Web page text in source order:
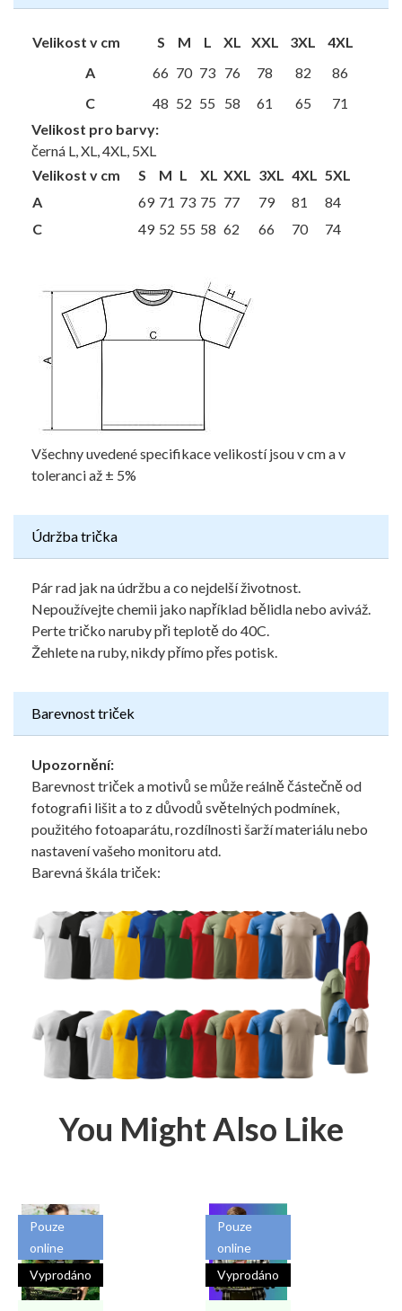
Velikost v cm S M L XL XXL 3XL
4XL
A
66 70 73 76 78 82
86
C
48 52 55 58 61 65
71
Velikost pro barvy:
černá L, XL, 4XL, 5XL
Velikost v cm
S M L XL XXL 3XL 4XL 5XL
A
69 71 73 75 77 79 81
84
C
49 52 55 58 62 66 70 74
Všechny uvedené specifikace velikostí jsou v cm a v
toleranci až ± 5%
Údržba trička
Pár rad jak na údržbu a co nejdelší životnost.
Nepoužívejte chemii jako například bělidla nebo aviváž.
Perte tričko naruby při teplotě do 40C.
Žehlete na ruby, nikdy přímo přes potisk.
Barevnost triček
Upozornění:
Barevnost triček a motivů se může reálně částečně od
fotografii lišit a to z důvodů světelných podmínek,
použitého fotoaparátu, rozdílnosti šarží materiálu nebo
nastavení vašeho monitoru atd.
Barevná škála triček:
You Might Also Like
Pouze
online
Vyprodáno
Pouze
online
Vyprodáno